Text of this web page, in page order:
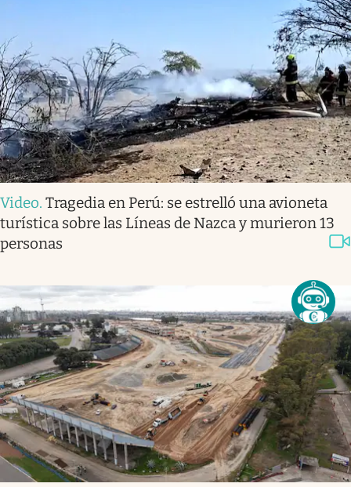
Video. Tragedia en Perú: se estrelló una avioneta
turística sobre las Líneas de Nazca y murieron 13
personas